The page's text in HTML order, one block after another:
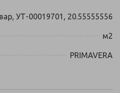
УТ-00019701, 20.55555556
м2
PRIMAVERA